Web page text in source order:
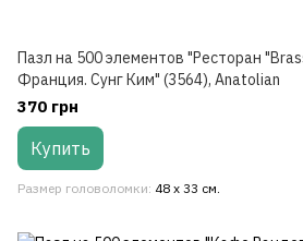
Пазл на 500 элементов "Ресторан
Франция. Сунг Ким" (3564), Anatolian
370 грн
Купить
Размер головоломки 48 х 33 см.